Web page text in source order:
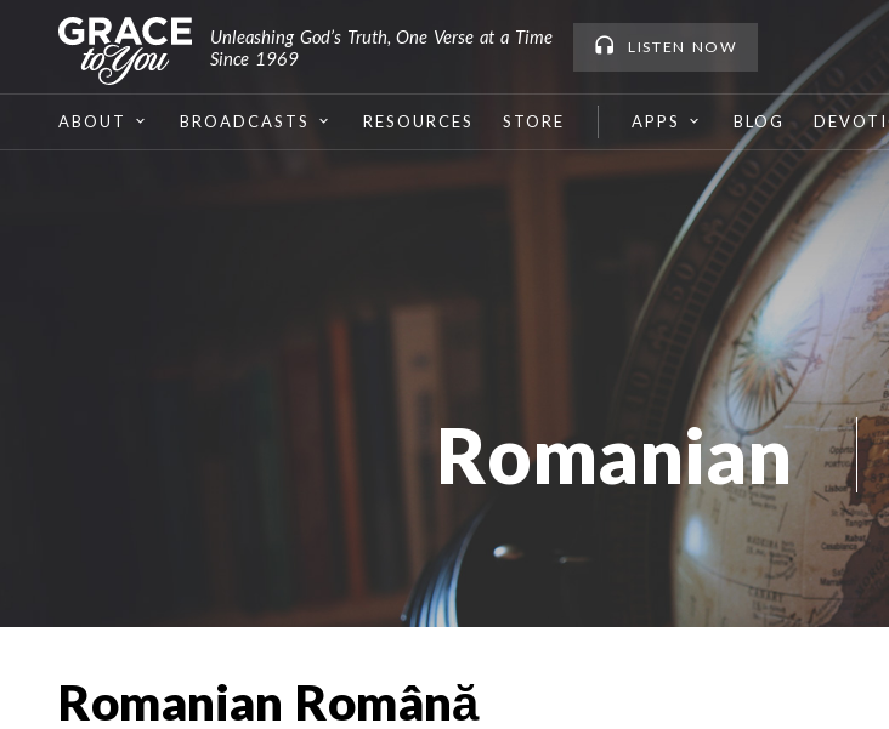
Unleashing God’s Truth, One Verse at a Time
Since 1969
LISTEN NOW
ABOUT BROADCASTS RESOURCES STORE APPS BLOG
Romanian
Romanian Română